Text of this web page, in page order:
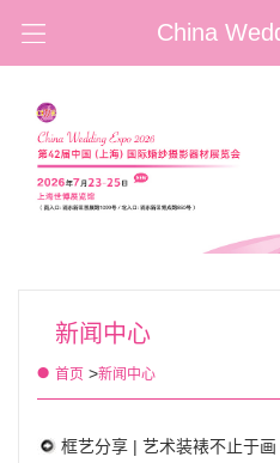
China
新闻中心
首页 >新闻中心
框艺分享 | 艺术装裱不止于画